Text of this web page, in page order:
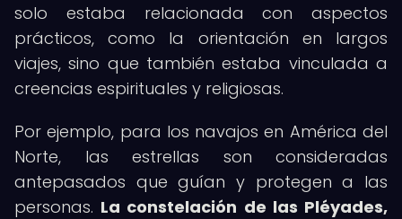
solo estaba relacionada con aspectos
prácticos, como la orientación en largos
viajes, sino que también estaba vinculada a
creencias espirituales y religiosas.
Por ejemplo, para los navajos en América del
Norte, las estrellas son consideradas
antepasados que guían y protegen a las
personas. La constelación de las Pléyades,